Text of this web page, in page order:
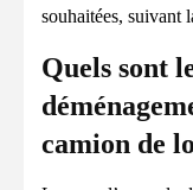
souhaitées, suivant
Quels sont
camion de